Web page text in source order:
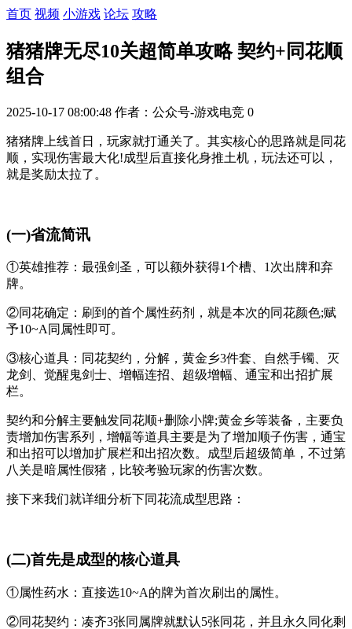
首页 视频 小游戏 论坛 攻略
猪猪牌无尽10关超简单攻略 契约+同花顺
组合
2025-10-17 08:00:48 作者：公众号-游戏电竞 0
猪猪牌上线首日，玩家就打通关了。其实核心的思路就是同花
顺，实现伤害最大化!成型后直接化身推土机，玩法还可以，
就是奖励太拉了。
(一)省流简讯
①英雄推荐：最强剑圣，可以额外获得1个槽、1次出牌和弃
牌。
②同花确定：刷到的首个属性药剂，就是本次的同花颜色;赋
予10~A同属性即可。
③核心道具：同花契约，分解，黄金乡3件套、自然手镯、灭
龙剑、觉醒鬼剑士、增幅连招、超级增幅、通宝和出招扩展
栏。
契约和分解主要触发同花顺+删除小牌;黄金乡等装备，主要负
责增加伤害系列，增幅等道具主要是为了增加顺子伤害，通宝
和出招可以增加扩展栏和出招次数。成型后超级简单，不过第
八关是暗属性假猪，比较考验玩家的伤害次数。
接下来我们就详细分析下同花流成型思路：
(二)首先是成型的核心道具
①属性药水：直接选10~A的牌为首次刷出的属性。
②同花契约：凑齐3张同属牌就默认5张同花，并且永久同化剩